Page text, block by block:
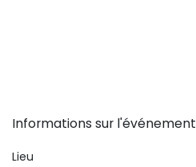
Informations sur l'événement
Lieu